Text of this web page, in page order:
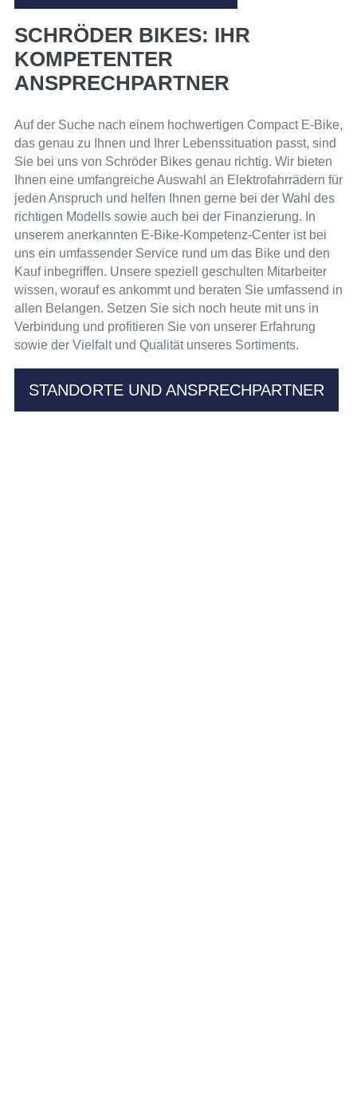
SCHRÖDER BIKES: IHR
KOMPETENTER
ANSPRECHPARTNER
Auf der Suche nach einem hochwertigen Compact E-Bike,
das genau zu Ihnen und Ihrer Lebenssituation passt, sind
Sie bei uns von Schröder Bikes genau richtig. Wir bieten
Ihnen eine umfangreiche Auswahl an Elektrofahrrädern für
jeden Anspruch und helfen Ihnen gerne bei der Wahl des
richtigen Modells sowie auch bei der Finanzierung. In
unserem anerkannten E-Bike-Kompetenz-Center ist bei
uns ein umfassender Service rund um das Bike und den
Kauf inbegriffen. Unsere speziell geschulten Mitarbeiter
wissen, worauf es ankommt und beraten Sie umfassend in
allen Belangen. Setzen Sie sich noch heute mit uns in
Verbindung und profitieren Sie von unserer Erfahrung
sowie der Vielfalt und Qualität unseres Sortiments.
STANDORTE UND ANSPRECHPARTNER